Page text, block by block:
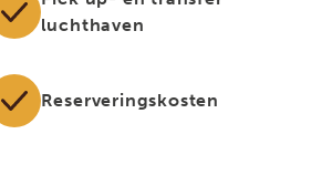
luchthaven
Reserveringskosten